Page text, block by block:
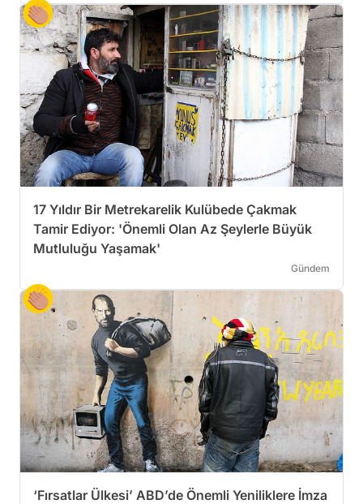
17 Yıldır Bir Metrekarelik Kulübede Çakmak
Tamir Ediyor: 'Önemli Olan Az Şeylerle Büyük
Mutluluğu Yaşamak'
Gündem
‘Fırsatlar Ülkesi’ ABD’de Önemli Yeniliklere İmza